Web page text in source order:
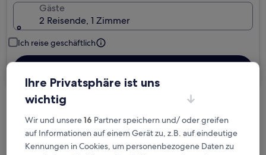
Gäste
2 Reisende, 1 Zimmer
Ich reise geschäftlich
Kostenlose Stornierung bei
Planänderungen
Ihre Privatsphäre ist uns
wichtig
Wir und unsere16 Partner speichern und/ oder greifen
auf Informationen auf einem Gerät zu, z.B. auf eindeutige
Kennungen in Cookies, um personenbezogene Daten zu